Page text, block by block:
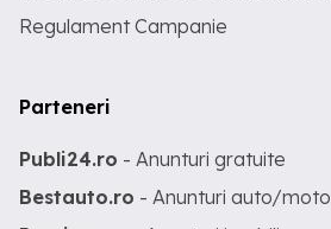
Regulament Campanie
Parteneri
Publi24.ro - Anunturi gratuite
Bestauto.ro - Anunturi auto/moto